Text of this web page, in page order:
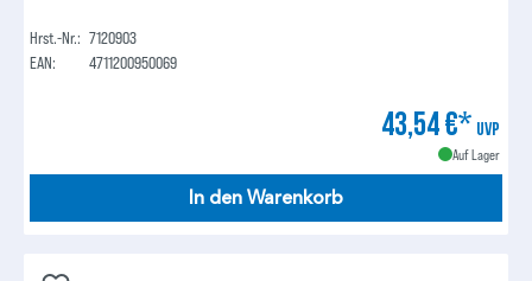
Hrst.-Nr.: 7120903
EAN:
4711200950069
43,54 €* UVP
Auf Lager
In den Warenkorb